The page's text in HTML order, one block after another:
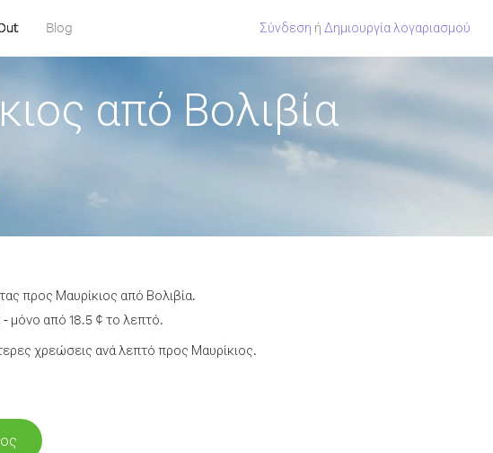
Blog Σύνδεση ή Δημιουργία λογαριασμού
από Βολιβία
προς Μαυρίκιος από Βολιβία.
μόνο από 18.5 ¢ το λεπτό.
χρεώσεις ανά λεπτό προς Μαυρίκιος.